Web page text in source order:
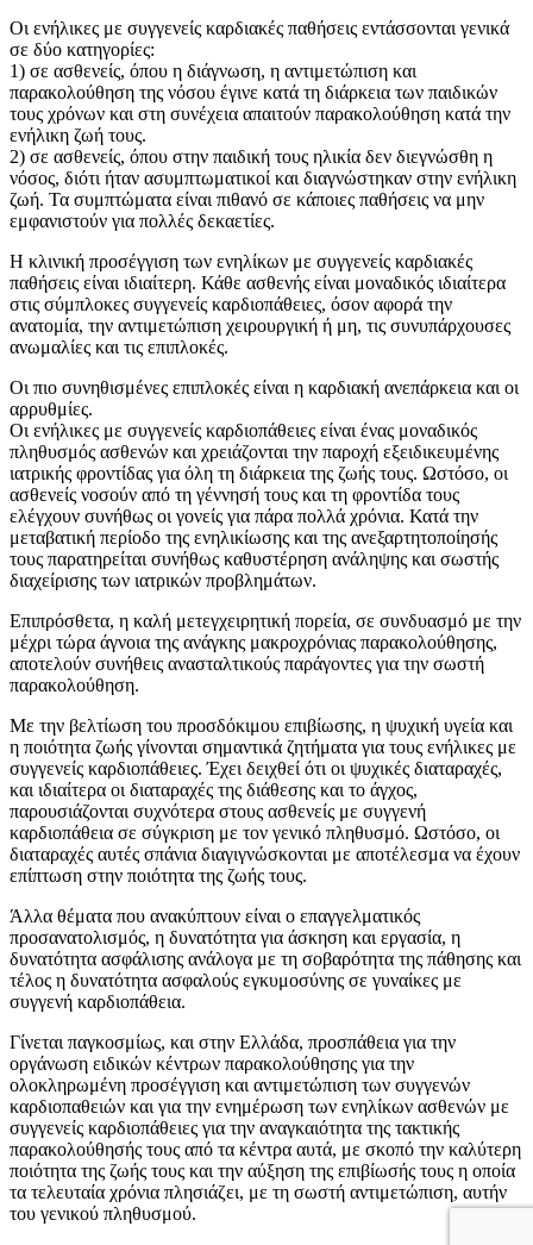
Οι ενήλικες με συγγενείς καρδιακές παθήσεις εντάσσονται γενικά
σε δύο κατηγορίες:
1) σε ασθενείς, όπου η διάγνωση, η αντιμετώπιση και
παρακολούθηση της νόσου έγινε κατά τη διάρκεια των παιδικών
τους χρόνων και στη συνέχεια απαιτούν παρακολούθηση κατά την
ενήλικη ζωή τους.
2) σε ασθενείς, όπου στην παιδική τους ηλικία δεν διεγνώσθη η
νόσος, διότι ήταν ασυμπτωματικοί και διαγνώστηκαν στην ενήλικη
ζωή. Τα συμπτώματα είναι πιθανό σε κάποιες παθήσεις να μην
εμφανιστούν για πολλές δεκαετίες.
Η κλινική προσέγγιση των ενηλίκων με συγγενείς καρδιακές
παθήσεις είναι ιδιαίτερη. Κάθε ασθενής είναι μοναδικός ιδιαίτερα
στις σύμπλοκες συγγενείς καρδιοπάθειες, όσον αφορά την
ανατομία, την αντιμετώπιση χειρουργική ή μη, τις συνυπάρχουσες
ανωμαλίες και τις επιπλοκές.
Οι πιο συνηθισμένες επιπλοκές είναι η καρδιακή ανεπάρκεια και οι
αρρυθμίες.
Οι ενήλικες με συγγενείς καρδιοπάθειες είναι ένας μοναδικός
πληθυσμός ασθενών και χρειάζονται την παροχή εξειδικευμένης
ιατρικής φροντίδας για όλη τη διάρκεια της ζωής τους. Ωστόσο, οι
ασθενείς νοσούν από τη γέννησή τους και τη φροντίδα τους
ελέγχουν συνήθως οι γονείς για πάρα πολλά χρόνια. Κατά την
μεταβατική περίοδο της ενηλικίωσης και της ανεξαρτητοποίησής
τους παρατηρείται συνήθως καθυστέρηση ανάληψης και σωστής
διαχείρισης των ιατρικών προβλημάτων.
Επιπρόσθετα, η καλή μετεγχειρητική πορεία, σε συνδυασμό με την
μέχρι τώρα άγνοια της ανάγκης μακροχρόνιας παρακολούθησης,
αποτελούν συνήθεις ανασταλτικούς παράγοντες για την σωστή
παρακολούθηση.
Με την βελτίωση του προσδόκιμου επιβίωσης, η ψυχική υγεία και
η ποιότητα ζωής γίνονται σημαντικά ζητήματα για τους ενήλικες με
συγγενείς καρδιοπάθειες. Έχει δειχθεί ότι οι ψυχικές διαταραχές,
και ιδιαίτερα οι διαταραχές της διάθεσης και το άγχος,
παρουσιάζονται συχνότερα στους ασθενείς με συγγενή
καρδιοπάθεια σε σύγκριση με τον γενικό πληθυσμό. Ωστόσο, οι
διαταραχές αυτές σπάνια διαγιγνώσκονται με αποτέλεσμα να έχουν
επίπτωση στην ποιότητα της ζωής τους.
Άλλα θέματα που ανακύπτουν είναι ο επαγγελματικός
προσανατολισμός, η δυνατότητα για άσκηση και εργασία, η
δυνατότητα ασφάλισης ανάλογα με τη σοβαρότητα της πάθησης και
τέλος η δυνατότητα ασφαλούς εγκυμοσύνης σε γυναίκες με
συγγενή καρδιοπάθεια.
Γίνεται παγκοσμίως, και στην Ελλάδα, προσπάθεια για την
οργάνωση ειδικών κέντρων παρακολούθησης για την
ολοκληρωμένη προσέγγιση και αντιμετώπιση των συγγενών
καρδιοπαθειών και για την ενημέρωση των ενηλίκων ασθενών με
συγγενείς καρδιοπάθειες για την αναγκαιότητα της τακτικής
παρακολούθησής τους από τα κέντρα αυτά, με σκοπό την καλύτερη
ποιότητα της ζωής τους και την αύξηση της επιβίωσής τους η οποία
τα τελευταία χρόνια πλησιάζει, με τη σωστή αντιμετώπιση, αυτήν
του γενικού πληθυσμού.